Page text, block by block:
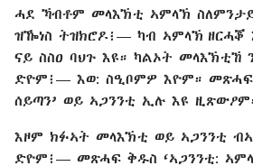
ሓደ ኻብቶም መላእኽቲ ኣምላኽ
ዝዀነስ ትዝክሮዶ፧⁠— ካብ ኣምላኽ
ናይ ስስዐ ባህጉ እዩ። ካልኦት መላእኽቲኸ
ድዮም፧⁠— እወ: ስዒቦምዎ እዮም።
ሰይጣን’ ወይ ኣጋንንቲ ኢሉ እዩ
እዞም ክፉኣት መላእኽቲ ወይ ኣጋንንቲ
ድዮም፧⁠— መጽሓፍ ቅዱስ ‘ኣጋንንቲ: